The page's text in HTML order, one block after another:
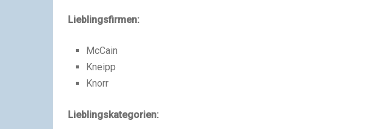
Lieblingsfirmen:
McCain
Kneipp
Knorr
Lieblingskategorien: